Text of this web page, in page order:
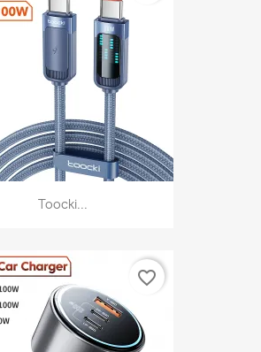
Toocki...
favorite_border